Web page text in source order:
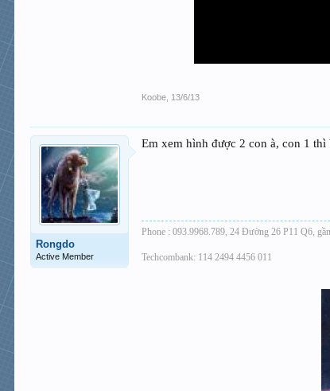
Koobe 13/6/13
Rongdo
Active Member
Em xem hình được 2 con à, con 1
Phone : 093.9968.789, 24 Đường 26 P11 Q6,
Techcombank: 114 2494 4456 011